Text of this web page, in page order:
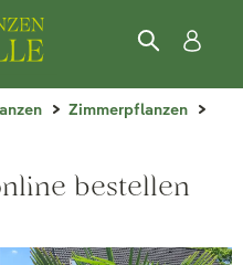
Zimmerpflanzen
bestellen